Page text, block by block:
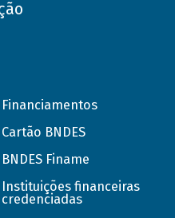
Financiamentos
Cartão BNDES
BNDES Finame
Instituições financeiras
credenciadas